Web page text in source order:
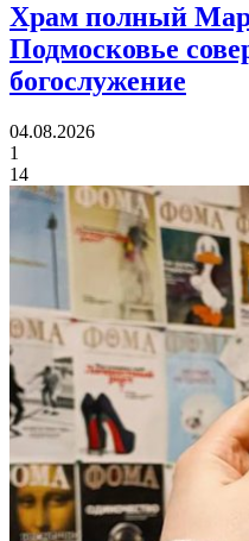
Храм полный
Подмосковье
богослужение
04.08.2026
1
14